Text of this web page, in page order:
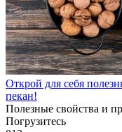
Открой для себя
пекан!
Полезные свойства и
Погрузитесь